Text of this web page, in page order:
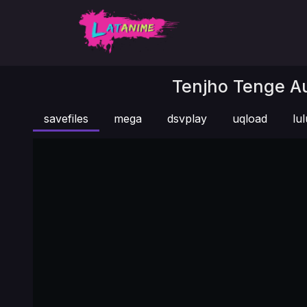
Tenjho Tenge
savefiles mega dsvplay uqload